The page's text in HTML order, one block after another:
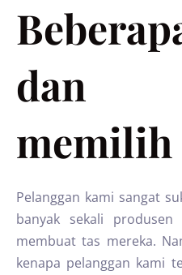
dan
memilih
Pelanggan kami sangat
banyak sekali
membuat tas mereka.
kenapa pelanggan kami